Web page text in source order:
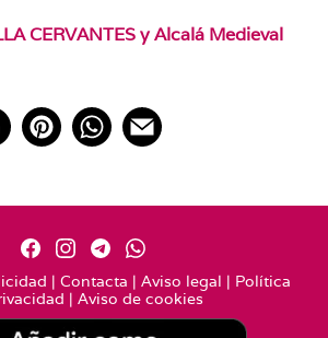
CERVANTES y Alcalá Medieval
| Contacta | Aviso legal | Política
| Aviso de cookies